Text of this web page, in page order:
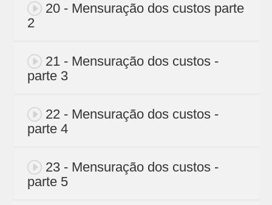
20 - Mensuração dos custos parte
2
21 - Mensuração dos custos -
parte 3
22 - Mensuração dos custos -
parte 4
23 - Mensuração dos custos -
parte 5